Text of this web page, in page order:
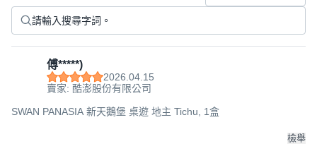
傅*****)
2026.04.15
賣家: 酷澎股份有限公司
SWAN PANASIA 新天鵝堡 桌遊 地主 Tichu, 1盒
檢舉